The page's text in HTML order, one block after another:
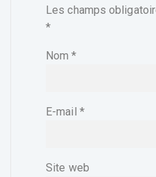
Les champs
*
Nom*
E-mail *
Site web